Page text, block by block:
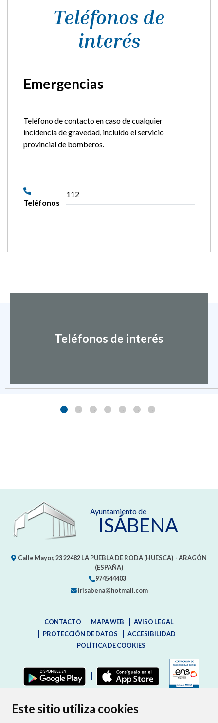
Este sitio utiliza cookies
Teléfonos de
interés
Emergencias
Teléfono de contacto en caso de cualquier
incidencia de gravedad, incluido el servicio
provincial de bomberos.
Teléfonos
112
Teléfonos de interés
Ayuntamiento de
ISÁBENA
Calle Mayor, 2322482LA PUEBLA DE RODA (HUESCA) - ARAGÓN
(ESPAÑA)
974544403
irisabena@hotmail.com
CONTACTO MAPA WEB
AVISO LEGAL
PROTECCIÓN DE DATOS
ACCESIBILIDAD
POLÍTICA DE COOKIES